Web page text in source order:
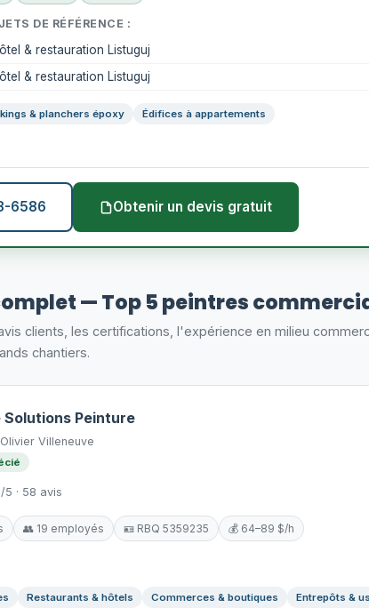
DE RÉFÉRENCE :
& restauration Listuguj
& restauration Listuguj
& planchers époxy Édifices à appartements
6586 Obtenir un devis gratuit
— Top 5 peintres
clients, les certifications, l'expérience en milieu
chantiers.
Solutions Peinture
Villeneuve
5 · 58 avis
👥 19 employés 🪪 RBQ 5359235 💰 64–89 $/h
Restaurants & hôtels Commerces & boutiques Entrepôts &